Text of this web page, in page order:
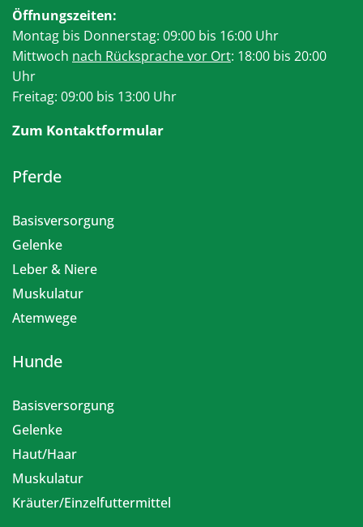
Öffnungszeiten:
Montag bis Donnerstag: 09:00 bis 16:00 Uhr
Mittwoch nach Rücksprache vor Ort: 18:00 bis 20:00
Uhr
Freitag: 09:00 bis 13:00 Uhr
Zum Kontaktformular
Pferde
Basisversorgung
Gelenke
Leber & Niere
Muskulatur
Atemwege
Hunde
Basisversorgung
Gelenke
Haut/Haar
Muskulatur
Kräuter/Einzelfuttermittel